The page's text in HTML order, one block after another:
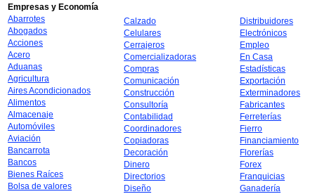
Empresas y Economía
Abarrotes
Abogados
Acciones
Acero
Aduanas
Agricultura
Aires Acondicionados
Alimentos
Almacenaje
Automóviles
Aviación
Bancarrota
Bancos
Bienes Raíces
Bolsa de valores
Calzado
Celulares
Cerrajeros
Comercializadoras
Compras
Comunicación
Construcción
Consultoría
Contabilidad
Coordinadores
Copiadoras
Decoración
Dinero
Directorios
Diseño
Distribuidores
Electrónicos
Empleo
En Casa
Estadísticas
Exportación
Exterminadores
Fabricantes
Ferreterías
Fierro
Financiamiento
Florerías
Forex
Franquicias
Ganadería